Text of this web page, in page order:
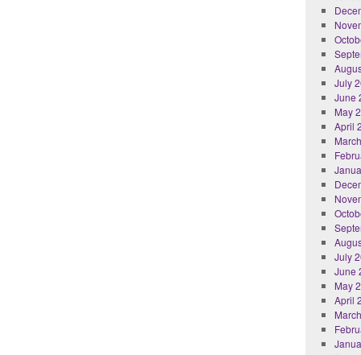
July
June
May
April
July
June
May
April